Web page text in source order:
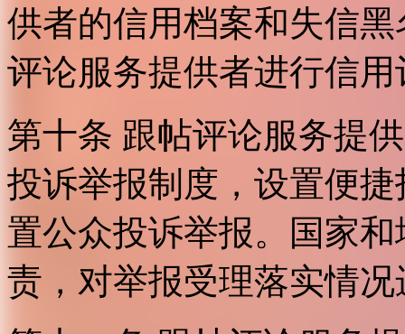
供者的信用档案和失信
评论服务提供者进行信用
第十条 跟帖评论服务提
投诉举报制度，设置便
置公众投诉举报。国家
责，对举报受理落实情